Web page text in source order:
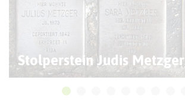
Stolperstein Judis Metzger